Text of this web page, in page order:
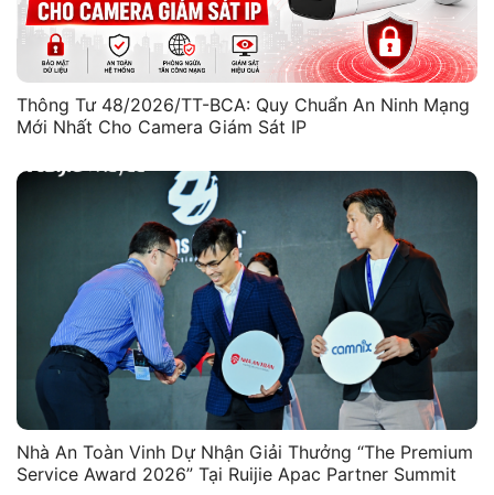
Thông Tư 48/2026/TT-BCA: Quy Chuẩn An Ninh Mạng
Mới Nhất Cho Camera Giám Sát IP
Nhà An Toàn Vinh Dự Nhận Giải Thưởng “The Premium
Service Award 2026” Tại Ruijie Apac Partner Summit